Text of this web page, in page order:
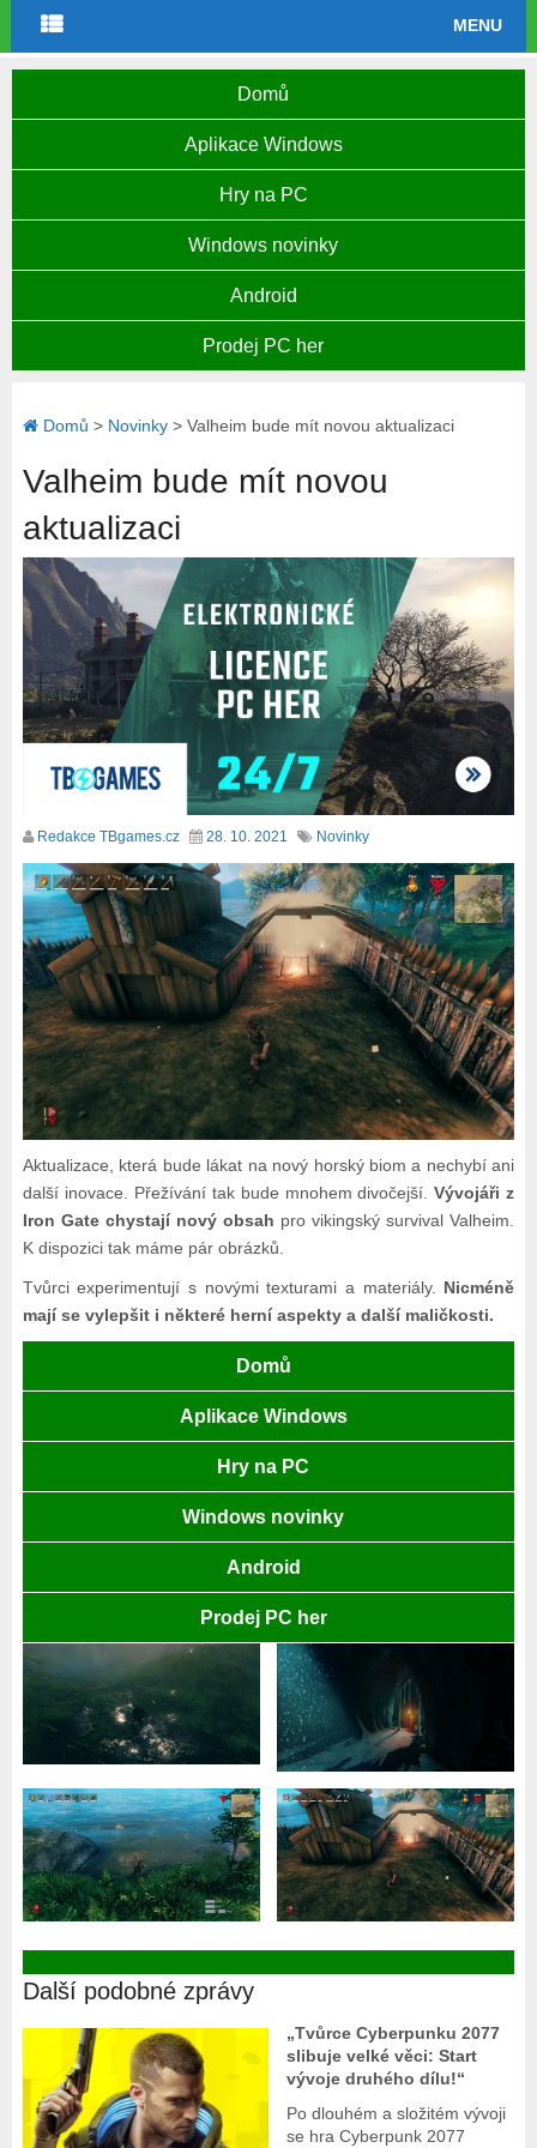
MENU
Domů
Aplikace Windows
Hry na PC
Windows novinky
Android
Prodej PC her
Domů > Novinky> Valheim bude mít novou aktualizaci
Valheim bude mít novou
aktualizaci
Redakce TBgames.cz 28. 10. 2021 Novinky
Aktualizace, která bude lákat na nový horský biom a nechybí ani
další inovace. Přežívání tak bude mnohem divočejší.Vývojáři z
Iron Gate chystají nový obsah pro vikingský survival Valheim.
K dispozici tak máme pár obrázků.
Tvůrci experimentují s novými texturami a materiály. Nicméně
mají se vylepšit i některé herní aspekty a další maličkosti.
Domů
Aplikace Windows
Hry na PC
Windows novinky
Android
Prodej PC her
Další podobné zprávy
„Tvůrce Cyberpunku 2077
slibuje velké věci: Start
vývoje druhého dílu!“
Po dlouhém a složitém vývoji
se hra Cyberpunk 2077